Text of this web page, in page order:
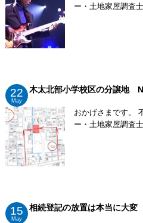
ー・土地家屋調査
22
May
木太北部小学校区の分譲地
おかげさまです。
ー・土地家屋調査
15
May
相続登記の放置は本当に大